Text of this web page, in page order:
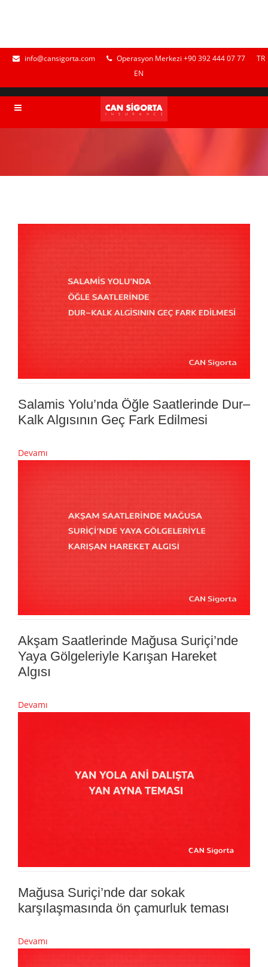
info@cansigorta.com Operasyon Merkezi +90 392 444 07 77
TR
EN
Salamis Yolu’nda Öğle Saatlerinde Dur–
Kalk Algısının Geç Fark Edilmesi
Devamı
Akşam Saatlerinde Mağusa Suriçi’nde
Yaya Gölgeleriyle Karışan Hareket
Algısı
Devamı
Mağusa Suriçi’nde dar sokak
karşılaşmasında ön çamurluk teması
Devamı